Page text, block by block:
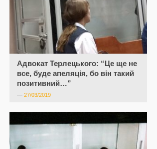
Адвокат Терлецького: “Це ще не
все, буде апеляція, бо він такий
позитивний…”
— 27/03/2019